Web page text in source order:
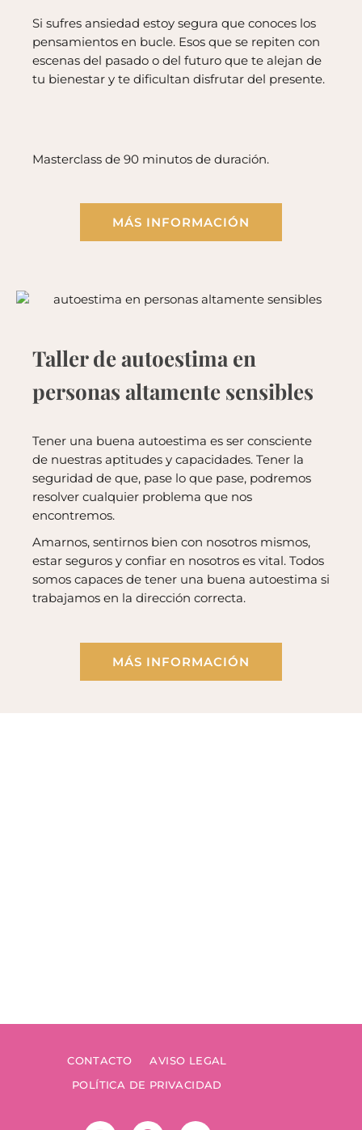
Si sufres ansiedad estoy segura que conoces los
pensamientos en bucle. Esos que se repiten con
escenas del pasado o del futuro que te alejan de
tu bienestar y te dificultan disfrutar del presente.
Masterclass de 90 minutos de duración.
MÁS INFORMACIÓN
Taller de autoestima en
personas altamente sensibles
Tener una buena autoestima es ser consciente
de nuestras aptitudes y capacidades. Tener la
seguridad de que, pase lo que pase, podremos
resolver cualquier problema que nos
encontremos.
Amarnos, sentirnos bien con nosotros mismos,
estar seguros y confiar en nosotros es vital. Todos
somos capaces de tener una buena autoestima si
trabajamos en la dirección correcta.
MÁS INFORMACIÓN
CONTACTO
AVISO LEGAL
POLÍTICA DE PRIVACIDAD